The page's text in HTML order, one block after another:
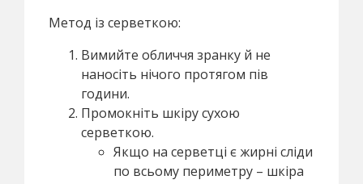
Метод із серветкою:
Вимийте обличчя зранку й не
наносіть нічого протягом пів
години.
Промокніть шкіру сухою
серветкою.
Якщо на серветці є жирні сліди
по всьому периметру – шкіра